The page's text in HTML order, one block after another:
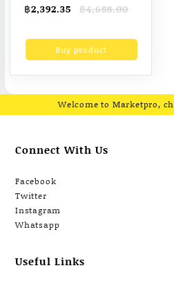
ลำโพงและไมค์ในตัว
วัดความดัน มี
ลำโพง+ไมค์ ฟังเพลงได้
ออกซิเจน โหมดกีฬา มี
฿4,688.00
Original
was:
฿4,688.00.
฿2,392.35
Current
is:
฿2,392.35.Buy product
Welcome to Marketpro,
Connect With Us
Facebook
Twitter
Instagram
Whatsapp
Useful Links